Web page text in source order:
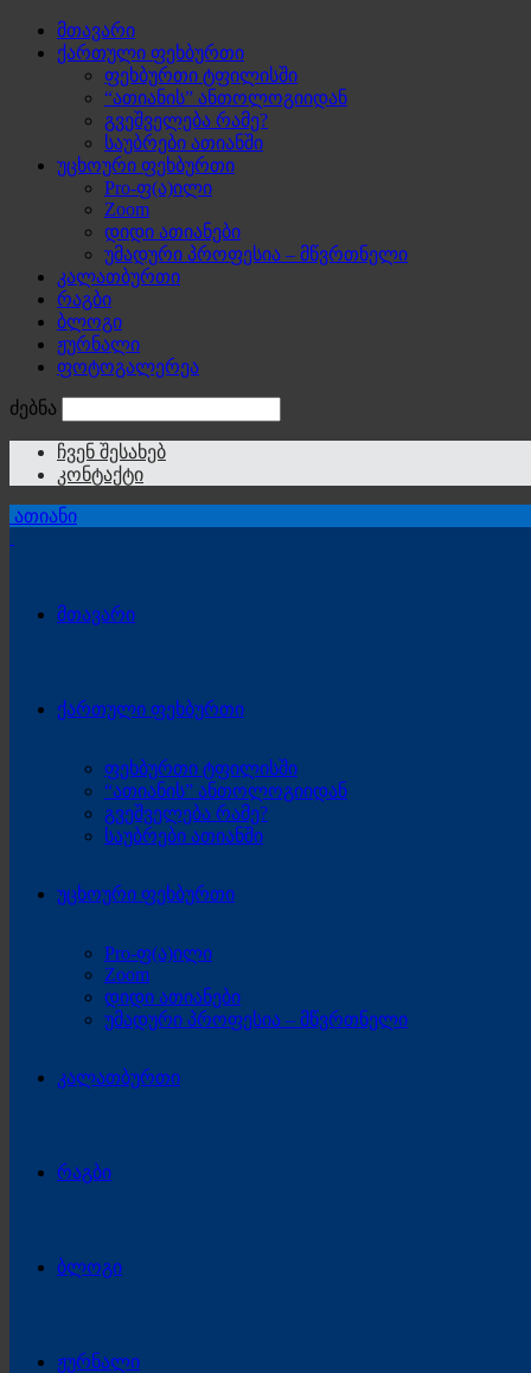
მთავარი
ქართული ფეხბურთი
ფეხბურთი ტფილისში
“ათიანის” ანთოლოგიიდან
გვეშველება რამე?
საუბრები ათიანში
უცხოური ფეხბურთი
Pro-ფ(ა)ილი
Zoom
დიდი ათიანები
უმადური პროფესია – მწვრთნელი
კალათბურთი
რაგბი
ბლოგი
ჟურნალი
ფოტოგალერეა
ძებნა
ჩვენ შესახებ
კონტაქტი
ათიანი
მთავარი
ქართული ფეხბურთი
ფეხბურთი ტფილისში
“ათიანის” ანთოლოგიიდან
გვეშველება რამე?
საუბრები ათიანში
უცხოური ფეხბურთი
Pro-ფ(ა)ილი
Zoom
დიდი ათიანები
უმადური პროფესია – მწვრთნელი
კალათბურთი
რაგბი
ბლოგი
ჟურნალი